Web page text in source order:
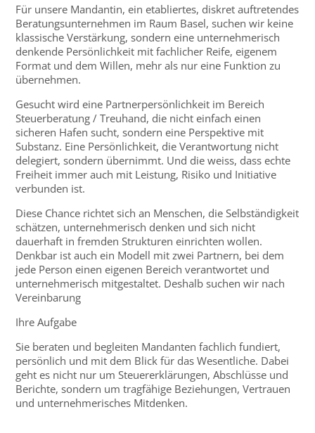
Für unsere Mandantin, ein etabliertes, diskret auftretendes
Beratungsunternehmen im Raum Basel, suchen wir keine
klassische Verstärkung, sondern eine unternehmerisch
denkende Persönlichkeit mit fachlicher Reife, eigenem
Format und dem Willen, mehr als nur eine Funktion zu
übernehmen.
Gesucht wird eine Partnerpersönlichkeit im Bereich
Steuerberatung / Treuhand, die nicht einfach einen
sicheren Hafen sucht, sondern eine Perspektive mit
Substanz. Eine Persönlichkeit, die Verantwortung nicht
delegiert, sondern übernimmt. Und die weiss, dass echte
Freiheit immer auch mit Leistung, Risiko und Initiative
verbunden ist.
Diese Chance richtet sich an Menschen, die Selbständigkeit
schätzen, unternehmerisch denken und sich nicht
dauerhaft in fremden Strukturen einrichten wollen.
Denkbar ist auch ein Modell mit zwei Partnern, bei dem
jede Person einen eigenen Bereich verantwortet und
unternehmerisch mitgestaltet. Deshalb suchen wir nach
Vereinbarung
Ihre Aufgabe
Sie beraten und begleiten Mandanten fachlich fundiert,
persönlich und mit dem Blick für das Wesentliche. Dabei
geht es nicht nur um Steuererklärungen, Abschlüsse und
Berichte, sondern um tragfähige Beziehungen, Vertrauen
und unternehmerisches Mitdenken.